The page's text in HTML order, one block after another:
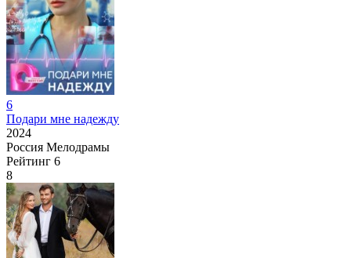
6
Подари мне надежду
2024
Россия Мелодрамы
Рейтинг 6
8